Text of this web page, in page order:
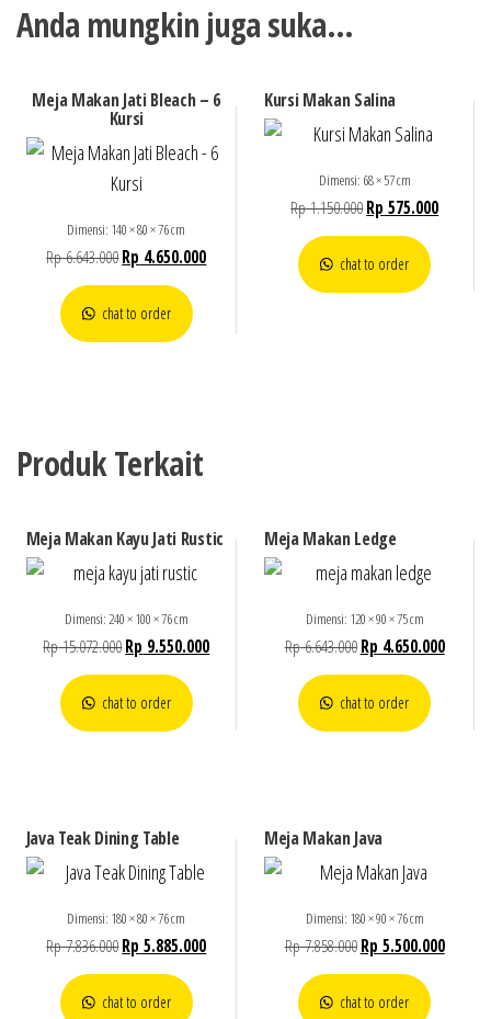
Anda mungkin juga suka…
Meja Makan Jati Bleach – 6
Kursi
Dimensi: 140 × 80 × 76 cm
Rp6.643.000Rp 4.650.000
chat to order
Kursi Makan Salina
Dimensi: 68 × 57 cm
Rp1.150.000Rp 575.000
chat to order
Produk Terkait
Meja Makan Kayu Jati Rustic
Dimensi: 240 × 100 × 76 cm
Rp15.072.000Rp 9.550.000
chat to order
Meja Makan Ledge
Dimensi: 120 × 90 × 75 cm
Rp6.643.000 Rp 4.650.000
chat to order
Java Teak Dining Table
Dimensi: 180 × 80 × 76 cm
Rp7.836.000Rp 5.885.000
chat to order
Meja Makan Java
Dimensi: 180 × 90 × 76 cm
Rp7.858.000 Rp 5.500.000
chat to order